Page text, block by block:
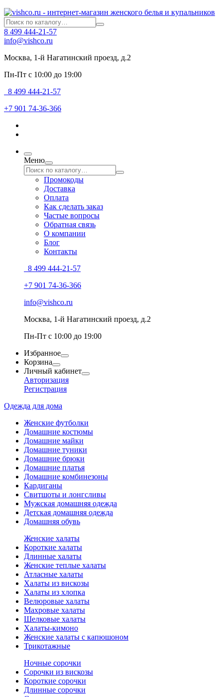
8 499 444-21-57
info@vishco.ru
Москва, 1-й Нагатинский проезд, д.2
Пн-Пт с 10:00 до 19:00
8 499 444-21-57
+7 901 74-36-366
Меню
Промокоды
Доставка
Оплата
Как сделать заказ
Частые вопросы
Обратная связь
О компании
Блог
Контакты
8 499 444-21-57
+7 901 74-36-366
info@vishco.ru
Москва, 1-й Нагатинский проезд, д.2
Пн-Пт с 10:00 до 19:00
Избранное
Корзина
Личный кабинет
Авторизация
Регистрация
Одежда для дома
Женские футболки
Домашние костюмы
Домашние майки
Домашние туники
Домашние брюки
Домашние платья
Домашние комбинезоны
Кардиганы
Свитшоты и лонгсливы
Мужская домашняя одежда
Детская домашняя одежда
Домашняя обувь
Женские халаты
Короткие халаты
Длинные халаты
Женские теплые халаты
Атласные халаты
Халаты из вискозы
Халаты из хлопка
Велюровые халаты
Махровые халаты
Шелковые халаты
Халаты-кимоно
Женские халаты с капюшоном
Трикотажные
Ночные сорочки
Сорочки из вискозы
Короткие сорочки
Длинные сорочки